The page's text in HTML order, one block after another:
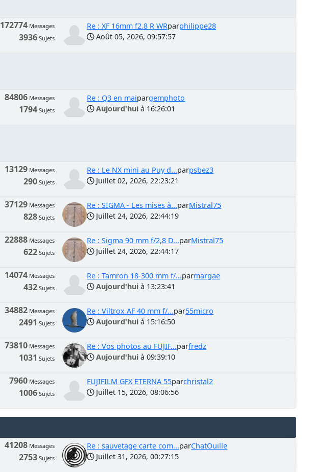
172774 Messages
3936 Sujets
Re : XF 16mm f2.8 R WRparphilippe28
Août 05, 2026, 09:57:57
84806 Messages
1794 Sujets
Re : Q3 en maipargemphoto
Aujourd'hui à 16:26:01
13129 Messages
290 Sujets
Re : Le NX mini au Puy d...parpsbez3
Juillet 02, 2026, 22:23:21
37129 Messages
828 Sujets
Re : SIGMA - Les mises à...parMistral75
Juillet 24, 2026, 22:44:19
22888 Messages
622 Sujets
Re : Sigma 90 mm f/2,8 D...parMistral75
Juillet 24, 2026, 22:44:17
14074 Messages
432 Sujets
Re : Tamron 18-300 mm f/...parmargae
Aujourd'hui à 13:23:41
34882 Messages
2491 Sujets
Re : Viltrox AF 40 mm f/...par55micro
Aujourd'hui à 15:16:50
73810 Messages
1031 Sujets
Re : Vos photos au FUJIF...parfredz
Aujourd'hui à 09:39:10
7960 Messages
1006 Sujets
FUJIFILM GFX ETERNA 55parchristal2
Juillet 15, 2026, 08:06:56
41208 Messages
2753 Sujets
Re : sauvetage carte com...parChatOuille
Juillet 31, 2026, 00:27:15